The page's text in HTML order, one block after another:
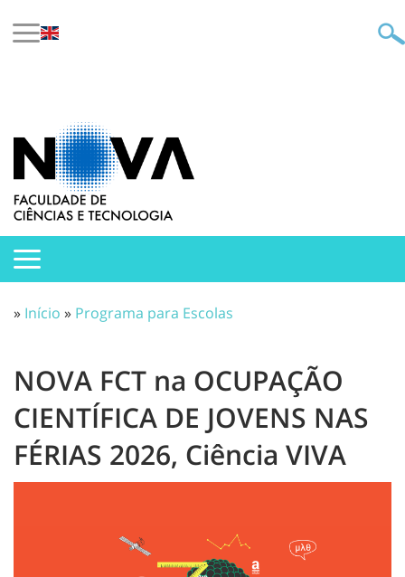
» Início » Programa para Escolas
NOVA FCT na OCUPAÇÃO
CIENTÍFICA DE JOVENS NAS
FÉRIAS 2026, Ciência VIVA